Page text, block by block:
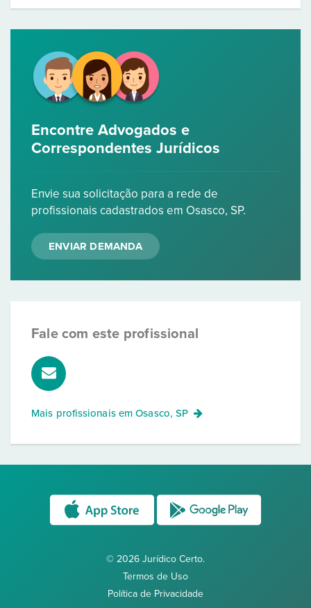
Encontre Advogados e
Correspondentes Jurídicos
Envie sua solicitação para a rede de
profissionais cadastrados em Osasco, SP.
ENVIAR DEMANDA
Fale com este profissional
Mais profissionais emOsasco, SP
© 2026 Jurídico Certo.
Termos de Uso
Política de Privacidade